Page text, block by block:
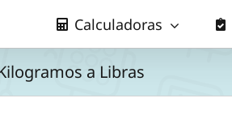
Calculadoras
a Libras